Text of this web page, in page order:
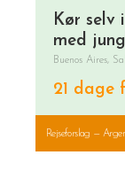
Kør selv
med
Buenos Aires,
21 dage
Rejseforslag —